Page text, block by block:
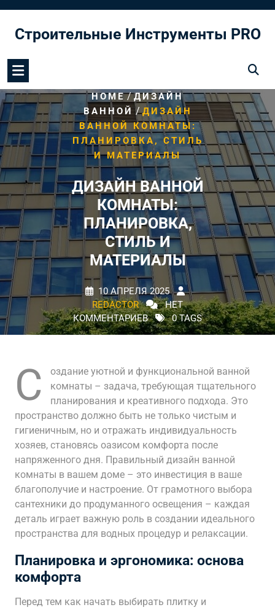
содержимому
Строительные Инструменты PRO
HOME/ДИЗАЙН
ВАННОЙ/ДИЗАЙН
ВАННОЙ КОМНАТЫ:
ПЛАНИРОВКА, СТИЛЬ
И МАТЕРИАЛЫ
ДИЗАЙН ВАННОЙ
КОМНАТЫ:
ПЛАНИРОВКА,
СТИЛЬ И
МАТЕРИАЛЫ
10 АПРЕЛЯ 2025
REDACTOR
НЕТ
КОММЕНТАРИЕВ
0 TAGS
С
оздание уютной и функциональной ванной
комнаты – задача, требующая тщательного
планирования и креативного подхода. Это
пространство должно быть не только чистым и
гигиеничным, но и отражать индивидуальность
хозяев, становясь оазисом комфорта после
напряженного дня. Правильный дизайн ванной
комнаты в вашем доме – это инвестиция в ваше
благополучие и настроение. От грамотного выбора
сантехники до продуманного освещения – каждая
деталь играет важную роль в создании идеального
пространства для водных процедур и релаксации.
Планировка и эргономика: основа
комфорта
Перед тем как начать выбирать плитку и